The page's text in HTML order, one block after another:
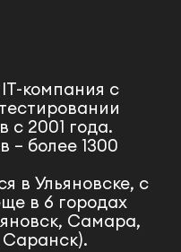
компания с
с 2001 года.
– более 1300
в Ульяновске, с
в 6 городах
Самара,